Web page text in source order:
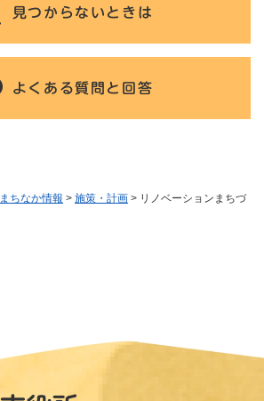
まちなか情報 > 施策・計画 > リノベーションまちづ
見つからないときは
よくある質問と回答